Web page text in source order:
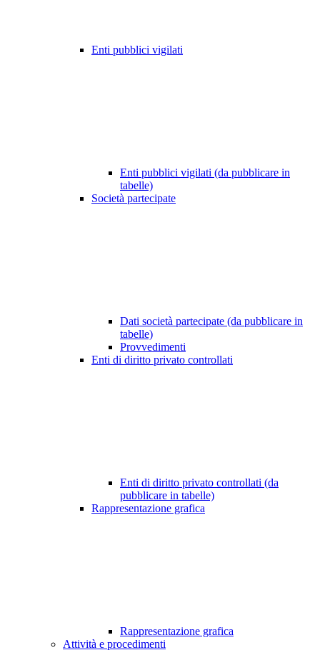
Enti pubblici vigilati
Enti pubblici vigilati (da pubblicare in
tabelle)
Società partecipate
Dati società partecipate (da pubblicare in
tabelle)
Provvedimenti
Enti di diritto privato controllati
Enti di diritto privato controllati (da
pubblicare in tabelle)
Rappresentazione grafica
Rappresentazione grafica
Attività e procedimenti